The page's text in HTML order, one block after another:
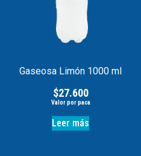
Gaseosa Limón 1000 ml
$27.600
Leer más